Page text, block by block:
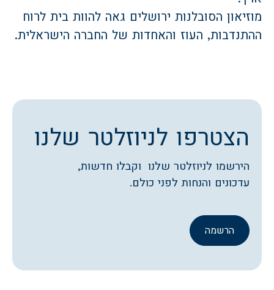
מוזיאון הסובלנות ירושלים גאה להוות בית לרוח
ההתנדבות, העוז והאחדות של החברה הישראלית.
הצטרפו לניוזלטר שלנו
הירשמו לניוזלטר שלנו וקבלו חדשות,
עדכונים והנחות לפני כולם.
הרשמה